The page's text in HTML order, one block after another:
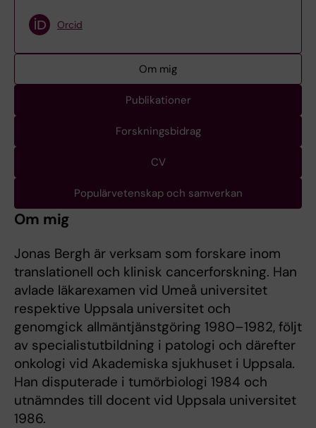
Orcid
Om mig
Publikationer
Forskningsbidrag
CV
Populärvetenskap och samverkan
Om mig
Jonas Bergh är verksam som forskare inom
translationell och klinisk cancerforskning. Han
avlade läkarexamen vid Umeå universitet
respektive Uppsala universitet och
genomgick allmäntjänstgöring 1980–1982, följt
av specialistutbildning i patologi och därefter
onkologi vid Akademiska sjukhuset i Uppsala.
Han disputerade i tumörbiologi 1984 och
utnämndes till docent vid Uppsala universitet
1986.